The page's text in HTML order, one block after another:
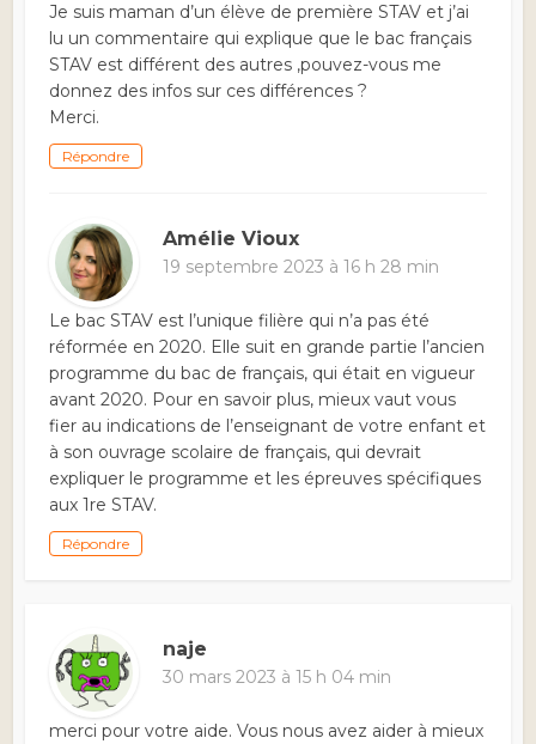
Je suis maman d’un élève de première STAV et j’ai
lu un commentaire qui explique que le bac français
STAV est différent des autres ,pouvez-vous me
donnez des infos sur ces différences ?
Merci.
Répondre
Amélie Vioux
19 septembre 2023 à 16 h 28 min
Le bac STAV est l’unique filière qui n’a pas été
réformée en 2020. Elle suit en grande partie l’ancien
programme du bac de français, qui était en vigueur
avant 2020. Pour en savoir plus, mieux vaut vous
fier au indications de l’enseignant de votre enfant et
à son ouvrage scolaire de français, qui devrait
expliquer le programme et les épreuves spécifiques
aux 1re STAV.
Répondre
naje
30 mars 2023 à 15 h 04 min
merci pour votre aide. Vous nous avez aider à mieux